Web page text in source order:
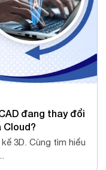
đang thay đổi
Cloud?
3D. Cùng tìm hiểu